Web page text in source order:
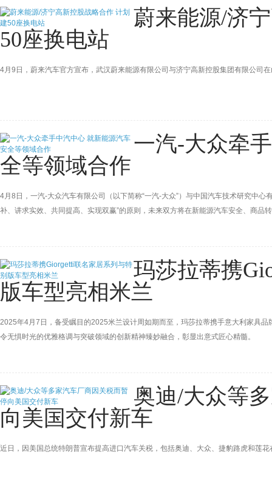
蔚来能源/济
50座换电站
4月9日，蔚来汽车官方宣布，武汉蔚来能源有限公司与济宁高新控股集团有限公司
一汽-大众牵
全等领域合作
4月8日，一汽-大众汽车有限公司（以下简称“一汽-大众”）与中国汽车技术研究中
补、讲求实效、共同提高、实现双赢”的原则，未来双方将在新能源汽车安全、商
玛莎拉蒂携
版车型亮相米兰
2025年4月7日，备受瞩目的2025米兰设计周如期而至，玛莎拉蒂携手意大利家具
令无惧时光的优雅格调与突破领域的创新精神臻妙融合，彰显出意式匠心精髓。
奥迪/大众等
向美国交付新车
近日，因美国总统特朗普宣布提高进口汽车关税，包括奥迪、大众、捷豹路虎和莲